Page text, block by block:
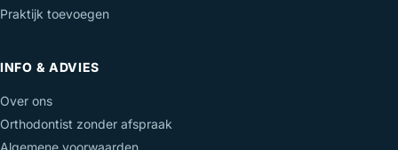
Praktijk toevoegen
INFO & ADVIES
Over ons
Orthodontist zonder afspraak